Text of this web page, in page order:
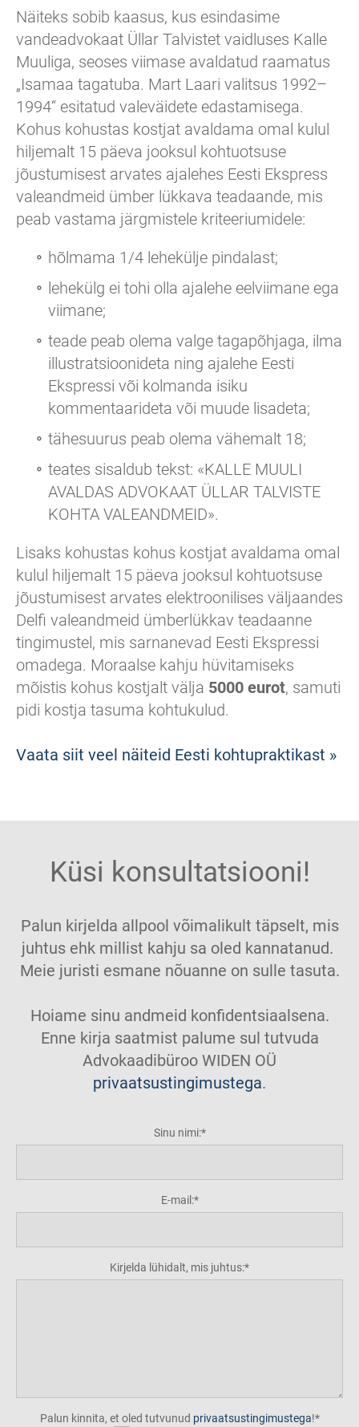
Näiteks sobib kaasus, kus esindasime
vandeadvokaat Üllar Talvistet vaidluses Kalle
Muuliga, seoses viimase avaldatud raamatus
„Isamaa tagatuba. Mart Laari valitsus 1992–
1994“ esitatud valeväidete edastamisega.
Kohus kohustas kostjat avaldama omal kulul
hiljemalt 15 päeva jooksul kohtuotsuse
jõustumisest arvates ajalehes Eesti Ekspress
valeandmeid ümber lükkava teadaande, mis
peab vastama järgmistele kriteeriumidele:
hõlmama 1/4 lehekülje pindalast;
lehekülg ei tohi olla ajalehe eelviimane ega
viimane;
teade peab olema valge tagapõhjaga, ilma
illustratsioonideta ning ajalehe Eesti
Ekspressi või kolmanda isiku
kommentaarideta või muude lisadeta;
tähesuurus peab olema vähemalt 18;
teates sisaldub tekst: «KALLE MUULI
AVALDAS ADVOKAAT ÜLLAR TALVISTE
KOHTA VALEANDMEID».
Lisaks kohustas kohus kostjat avaldama omal
kulul hiljemalt 15 päeva jooksul kohtuotsuse
jõustumisest arvates elektroonilises väljaandes
Delfi valeandmeid ümberlükkav teadaanne
tingimustel, mis sarnanevad Eesti Ekspressi
omadega. Moraalse kahju hüvitamiseks
mõistis kohus kostjalt välja 5000 eurot, samuti
pidi kostja tasuma kohtukulud.
Vaata siit veel näiteid Eesti kohtupraktikast »
Küsi konsultatsiooni!
Palun kirjelda allpool võimalikult täpselt, mis
juhtus ehk millist kahju sa oled kannatanud.
Meie juristi esmane nõuanne on sulle tasuta.
Hoiame sinu andmeid konfidentsiaalsena.
Enne kirja saatmist palume sul tutvuda
Advokaadibüroo WIDEN OÜ
privaatsustingimustega.
Sinu nimi:
E-mail:
Kirjelda lühidalt, mis juhtus:
Palun kinnita, et oled tutvunud privaatsustingimustega!